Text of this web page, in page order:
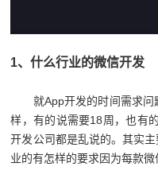
1、什么行业的微信开发
就App开发的时间需求问
样，有的说需要18周，也有
开发公司都是乱说的。其实
业的有怎样的要求因为每款微